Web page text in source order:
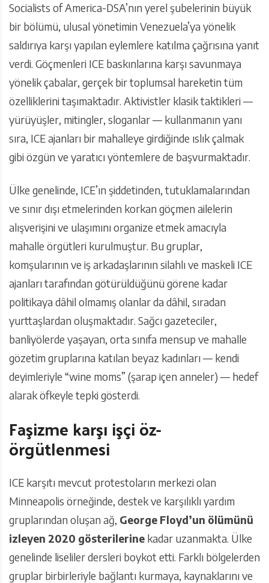
Socialists of America-DSA’nın yerel şubelerinin büyük
bir bölümü, ulusal yönetimin Venezuela’ya yönelik
saldırıya karşı yapılan eylemlere katılma çağrısına yanıt
verdi. Göçmenleri ICE baskınlarına karşı savunmaya
yönelik çabalar, gerçek bir toplumsal hareketin tüm
özelliklerini taşımaktadır. Aktivistler klasik taktikleri —
yürüyüşler, mitingler, sloganlar — kullanmanın yanı
sıra, ICE ajanları bir mahalleye girdiğinde ıslık çalmak
gibi özgün ve yaratıcı yöntemlere de başvurmaktadır.
Ülke genelinde, ICE’ın şiddetinden, tutuklamalarından
ve sınır dışı etmelerinden korkan göçmen ailelerin
alışverişini ve ulaşımını organize etmek amacıyla
mahalle örgütleri kurulmuştur. Bu gruplar,
komşularının ve iş arkadaşlarının silahlı ve maskeli ICE
ajanları tarafından götürüldüğünü görene kadar
politikaya dâhil olmamış olanlar da dâhil, sıradan
yurttaşlardan oluşmaktadır. Sağcı gazeteciler,
banliyölerde yaşayan, orta sınıfa mensup ve mahalle
gözetim gruplarına katılan beyaz kadınları — kendi
deyimleriyle “wine moms” (şarap içen anneler) — hedef
alarak öfkeyle tepki gösterdi.
Faşizme karşı işçi öz-
örgütlenmesi
ICE karşıtı mevcut protestoların merkezi olan
Minneapolis örneğinde, destek ve karşılıklı yardım
gruplarından oluşan ağ, George Floyd’un ölümünü
izleyen 2020 gösterilerine kadar uzanmakta. Ülke
genelinde liseliler dersleri boykot etti. Farklı bölgelerden
gruplar birbirleriyle bağlantı kurmaya, kaynaklarını ve